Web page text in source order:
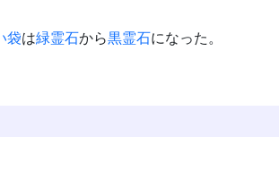
袋は緑霊石から黒霊石になった。